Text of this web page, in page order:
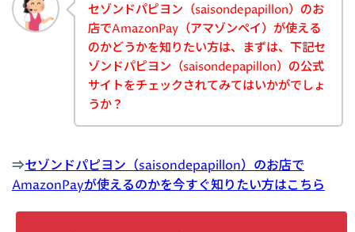
セゾンドパピヨン（saisondepapillon）のお
店でAmazonPay（アマゾンペイ）が使える
のかどうかを知りたい方は、まずは、下記セ
ゾンドパピヨン（saisondepapillon）の公式
サイトをチェックされてみてはいかがでしょ
うか？
⇒セゾンドパピヨン（saisondepapillon）のお店で
AmazonPayが使えるのかを今すぐ知りたい方はこちら